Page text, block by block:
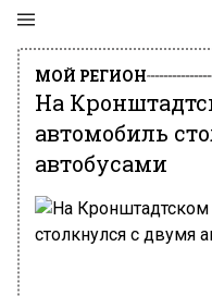
МОЙ РЕГИОН
На
автомобиль
автобусами